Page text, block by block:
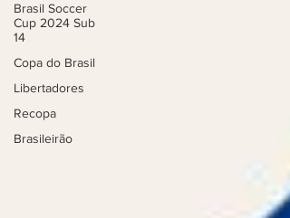
Brasil Soccer
Cup 2024 Sub
14
Copa do Brasil
Libertadores
Recopa
Brasileirão